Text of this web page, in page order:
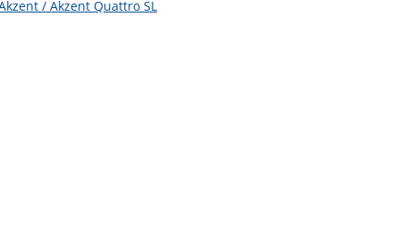
/ Akzent Quattro SL